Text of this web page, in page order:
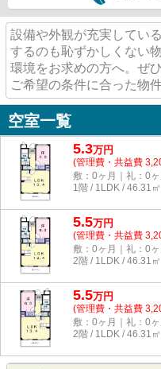
設備や外観が充実してい
するのも恥ずかしくない
環境をお求めの方へ。ぜ
ご希望の条件に合った物
空室一覧
5.3万円
(管理費・共益費
敷：0ヶ月｜礼：0ヶ
1階 / 1LDK / 46.31㎡
5.5万円
(管理費・共益費
敷：0ヶ月｜礼：0ヶ
2階 / 1LDK / 46.31㎡
5.5万円
(管理費・共益費
敷：0ヶ月｜礼：0ヶ
2階 / 1LDK / 46.31㎡